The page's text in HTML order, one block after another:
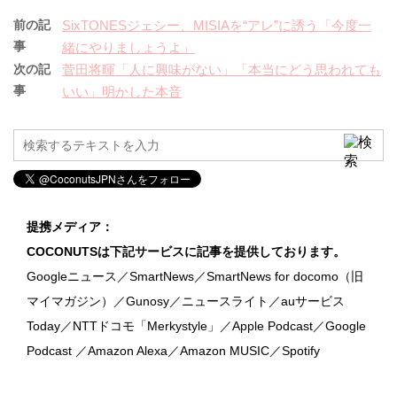
前の記
事
SixTONESジェシー、MISIAを“アレ”に誘う「今度一
緒にやりましょうよ」
次の記
事
菅田将暉「人に興味がない」「本当にどう思われても
いい」明かした本音
提携メディア：
COCONUTSは下記サービスに記事を提供しております。
Googleニュース／SmartNews／SmartNews for docomo（旧
マイマガジン）／Gunosy／ニュースライト／auサービス
Today／NTTドコモ「Merkystyle」／Apple Podcast／Google
Podcast ／Amazon Alexa／Amazon MUSIC／Spotify